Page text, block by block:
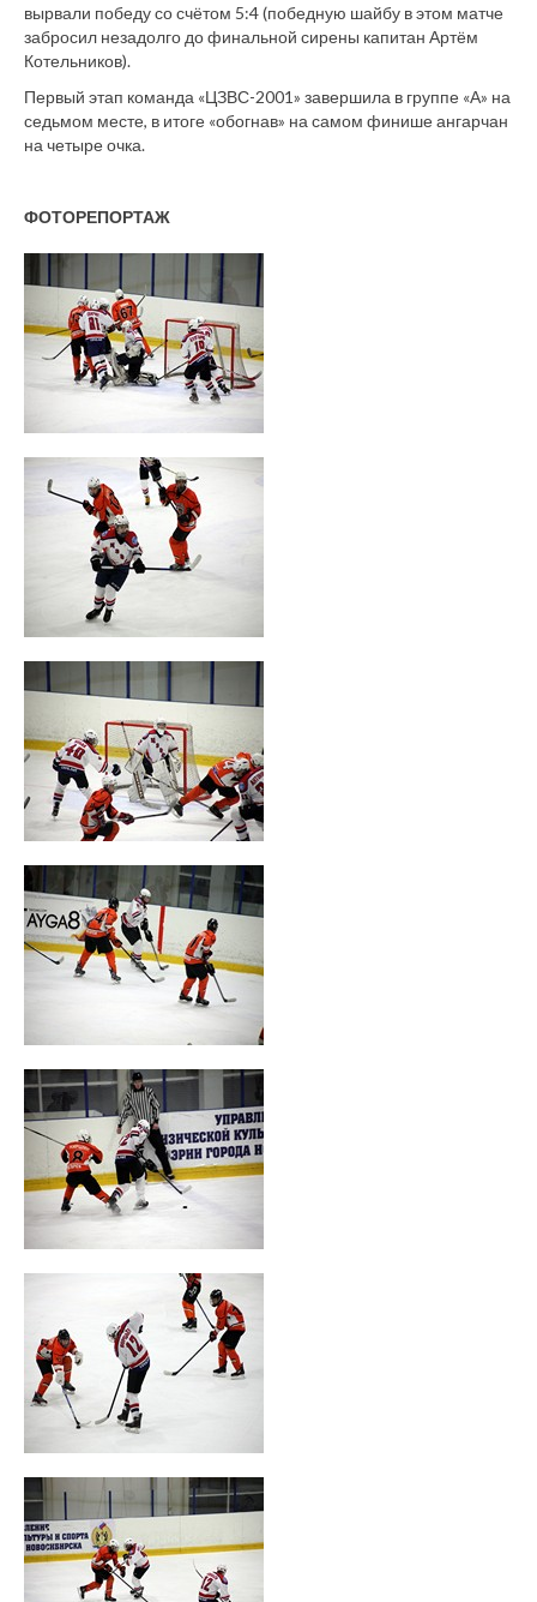
вырвали победу со счётом 5:4 (победную шайбу в этом матче
забросил незадолго до финальной сирены капитан Артём
Котельников).
Первый этап команда «ЦЗВС-2001» завершила в группе «А» на
седьмом месте, в итоге «обогнав» на самом финише ангарчан
на четыре очка.
ФОТОРЕПОРТАЖ